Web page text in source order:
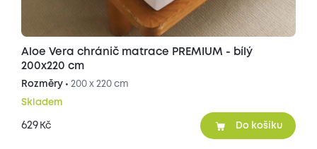
Aloe Vera chránič matrace PREMIUM - bílý
200x220 cm
Rozměry • 200 x 220 cm
Skladem
629 Kč Do košíku